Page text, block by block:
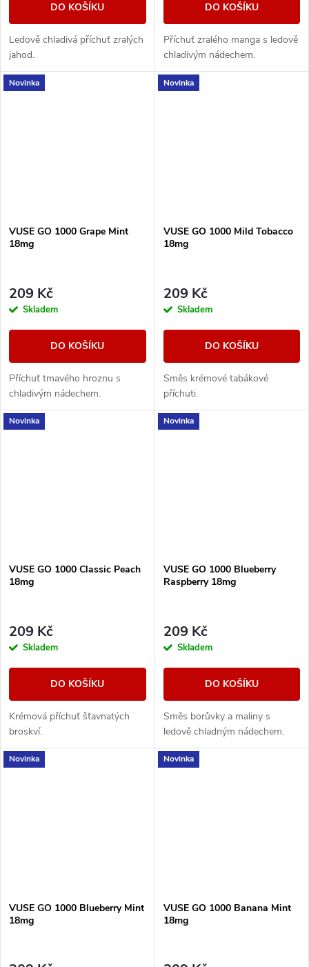
DO KOŠÍKU
Ledově chladivá příchuť zralých
jahod.
DO KOŠÍKU
Příchuť zralého manga s ledově
chladivým nádechem.
Novinka
VUSE GO 1000 Grape Mint
18mg
209 Kč
Skladem
DO KOŠÍKU
Příchuť tmavého hroznu s
chladivým nádechem.
Novinka
VUSE GO 1000 Mild Tobacco
18mg
209 Kč
Skladem
DO KOŠÍKU
Směs krémové tabákové
příchuti.
Novinka
VUSE GO 1000 Classic Peach
18mg
209 Kč
Skladem
DO KOŠÍKU
Krémová příchuť šťavnatých
broskví.
Novinka
VUSE GO 1000 Blueberry
Raspberry 18mg
209 Kč
Skladem
DO KOŠÍKU
Směs borůvky a maliny s
ledově chladným nádechem.
Novinka
VUSE GO 1000 Blueberry Mint
18mg
Novinka
VUSE GO 1000 Banana Mint
18mg